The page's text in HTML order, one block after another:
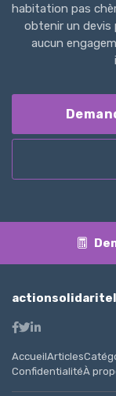
habitation pas
obtenir un devis
aucun
AccueilArticles
ConfidentialitéÀ